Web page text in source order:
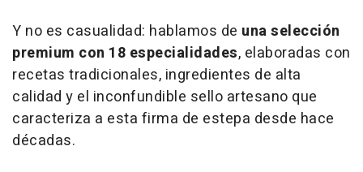
Y no es casualidad: hablamos de una selección
premium con 18 especialidades, elaboradas con
recetas tradicionales, ingredientes de alta
calidad y el inconfundible sello artesano que
caracteriza a esta firma de estepa desde hace
décadas.